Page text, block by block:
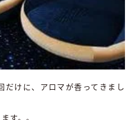
だけに、アロマが香ってきまし